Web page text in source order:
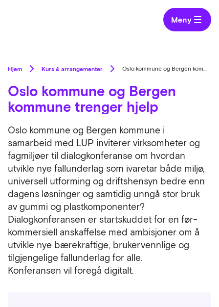
Meny
Hjem Kurs & arrangementer Oslo kommune og Bergen kommune trenger hjelp
Oslo kommune og Bergen
kommune trenger hjelp
Oslo kommune og Bergen kommune i
samarbeid med LUP inviterer virksomheter og
fagmiljøer til dialogkonferanse om hvordan
utvikle nye fallunderlag som ivaretar både miljø,
universell utforming og driftshensyn bedre enn
dagens løsninger og samtidig unngå stor bruk
av gummi og plastkomponenter?
Dialogkonferansen er startskuddet for en før-
kommersiell anskaffelse med ambisjoner om å
utvikle nye bærekraftige, brukervennlige og
tilgjengelige fallunderlag for alle.
Konferansen vil foregå digitalt.